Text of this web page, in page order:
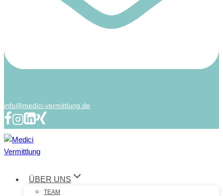
info@medici-vermittlung.de
ÜBER UNS
TEAM